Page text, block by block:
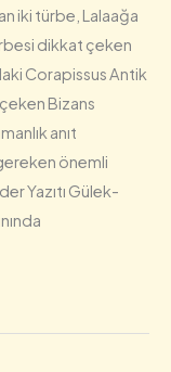
iki türbe, Lalaağa
dikkat çeken
Corapissus Antik
Bizans
anıt
önemli
Yazıtı Gülek-